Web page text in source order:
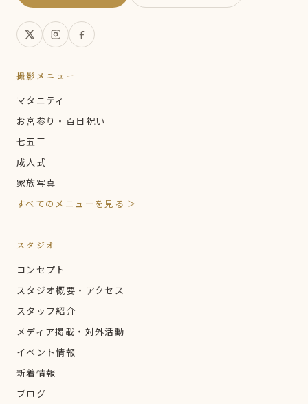
撮影メニュー
マタニティ
お宮参り・百日祝い
七五三
成人式
家族写真
すべてのメニューを見る ＞
スタジオ
コンセプト
スタジオ概要・アクセス
スタッフ紹介
メディア掲載・対外活動
イベント情報
新着情報
ブログ